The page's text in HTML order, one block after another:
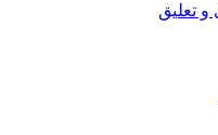
و تعلیق